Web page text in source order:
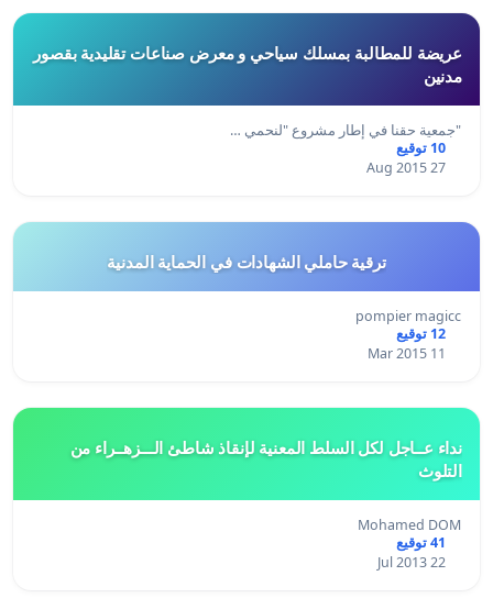
عريضة للمطالبة بمسلك سياحي و معرض صناعات تقليدية بقصور
مدنين
"جمعية حقنا في إطار مشروع "لنحمي …
10 توقيع
27 Aug 2015
ترقية حاملي الشهادات في الحماية المدنية
pompier magicc
12 توقيع
11 Mar 2015
نداء عــاجل لكل السلط المعنية لإنقاذ شاطئ الـــزهــراء من
التلوث
Mohamed DOM
41 توقيع
22 Jul 2013